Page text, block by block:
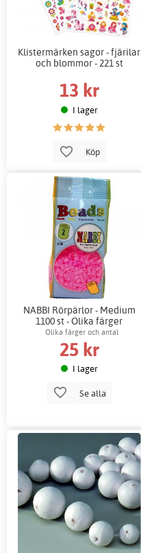
Klistermärken sagor - fjärilar
och blommor - 221 st
13 kr
I lager
Köp
NABBI Rörpärlor - Medium
1100 st - Olika färger
Olika färger och antal
25 kr
I lager
Se alla